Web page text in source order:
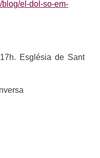
blog/el-dol-so-em-
Església de Sant